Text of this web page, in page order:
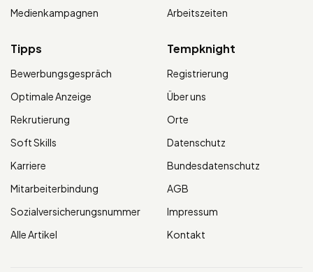
Medienkampagnen
Arbeitszeiten
Tipps
Bewerbungsgespräch
Optimale Anzeige
Rekrutierung
Soft Skills
Karriere
Mitarbeiterbindung
Sozialversicherungsnummer
Alle Artikel
Tempknight
Registrierung
Über uns
Orte
Datenschutz
Bundesdatenschutz
AGB
Impressum
Kontakt